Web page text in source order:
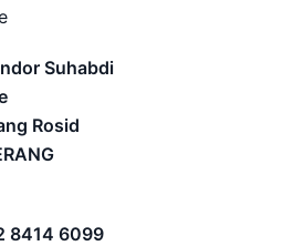
Suhabdi
Rosid
8414 6099